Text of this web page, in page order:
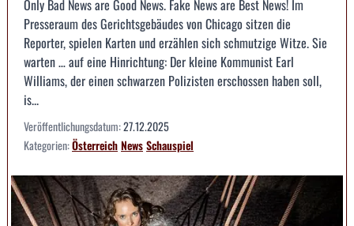
Only Bad News are Good News. Fake News are Best News! Im
Presseraum des Gerichtsgebäudes von Chicago sitzen die
Reporter, spielen Karten und erzählen sich schmutzige Witze. Sie
warten … auf eine Hinrichtung: Der kleine Kommunist Earl
Williams, der einen schwarzen Polizisten erschossen haben soll,
is...
Veröffentlichungsdatum:27.12.2025
Kategorien:ÖsterreichNewsSchauspiel